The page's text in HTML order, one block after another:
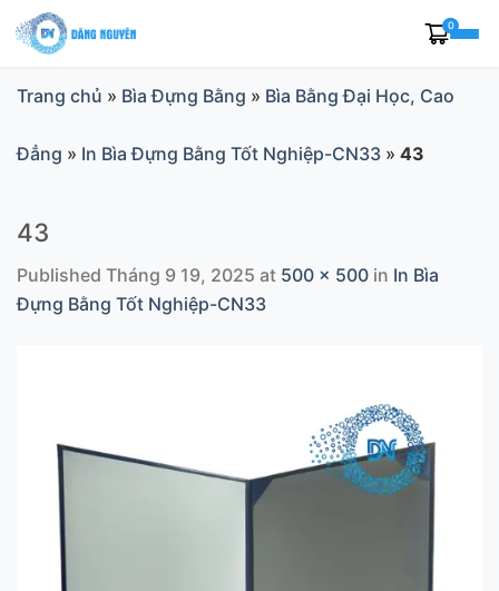
Skip
to
0
Trang chủ » Bìa Đựng Bằng » Bìa Bằng Đại Học, Cao
Đẳng » In Bìa Đựng Bằng Tốt Nghiệp-CN33 » 43
43
Published Tháng 9 19, 2025 at 500 × 500 in In Bìa
Đựng Bằng Tốt Nghiệp-CN33